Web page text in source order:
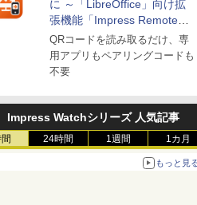
に ～「LibreOffice」向け拡
張機能「Impress Remote」
が公開
QRコードを読み取るだけ、専
用アプリもペアリングコードも
不要
Impress Watchシリーズ 人気記事
24時間 1週間 1カ月
もっと見